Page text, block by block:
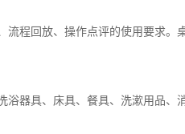
流程回放、操作点评的使用要求。
浴器具、床具、餐具、洗漱用品、